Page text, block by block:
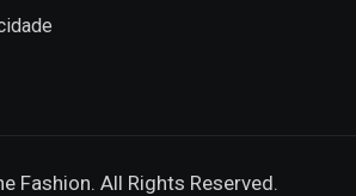
Fashion. All Rights Reserved.